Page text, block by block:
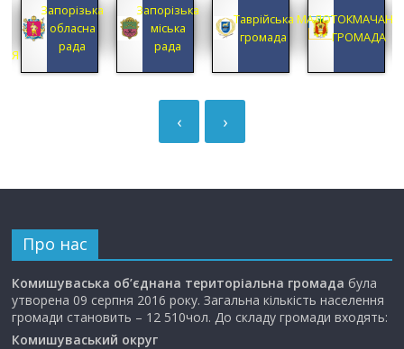
Запорізька
обласна
рада
Запорізька
міська
рада
Таврійська
громада
ГРОМАДА
›
‹
Про нас
Комишуваська об’єднана територіальна громада була
утворена 09 серпня 2016 року. Загальна кількість населення
громади становить – 12 510чол. До складу громади входять:
Комишуваський округ